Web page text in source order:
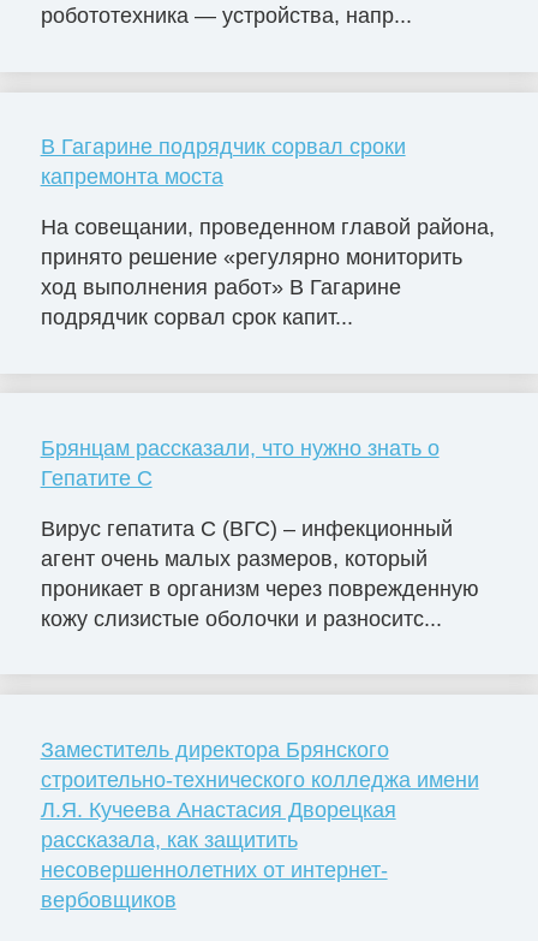
робототехника — устройства, напр...
В Гагарине подрядчик сорвал сроки
капремонта моста
На совещании, проведенном главой района,
принято решение «регулярно мониторить
ход выполнения работ» В Гагарине
подрядчик сорвал срок капит...
Брянцам рассказали, что нужно знать о
Гепатите С
Вирус гепатита С (ВГС) – инфекционный
агент очень малых размеров, который
проникает в организм через поврежденную
кожу слизистые оболочки и разноситс...
Заместитель директора Брянского
строительно-технического колледжа имени
Л.Я. Кучеева Анастасия Дворецкая
рассказала, как защитить
несовершеннолетних от интернет-
вербовщиков